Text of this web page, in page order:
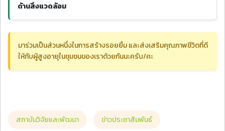
ด้านสิ่งแวดล้อม
มาร่วมเป็นส่วนหนึ่งในการสร้างรอยยิ้ม และส่งเสริมคุณภาพชีวิตที่ดี
ให้กับผู้สูงอายุในชุมชนของเราด้วยกันนะครับ/คะ
สถาบันวิจัยและพัฒนา ข่าวประชาสัมพันธ์